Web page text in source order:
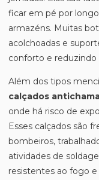
ficar em pé por
armazéns. Muitas
acolchoadas e
conforto e reduzindo
Além dos tipos
calçados
onde há risco de
Esses calçados são
bombeiros,
atividades de
resistentes ao fogo